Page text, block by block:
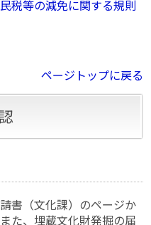
税等の減免に関する規則
ページトップに戻る
書（文化課）のページか
た、埋蔵文化財発掘の届